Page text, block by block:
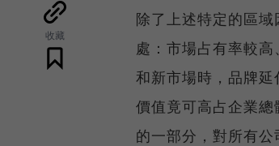
收藏
除了上述特定的區
處：市場占有率較
和新市場時，品牌
價值竟可高占企業
的一部分，對所有